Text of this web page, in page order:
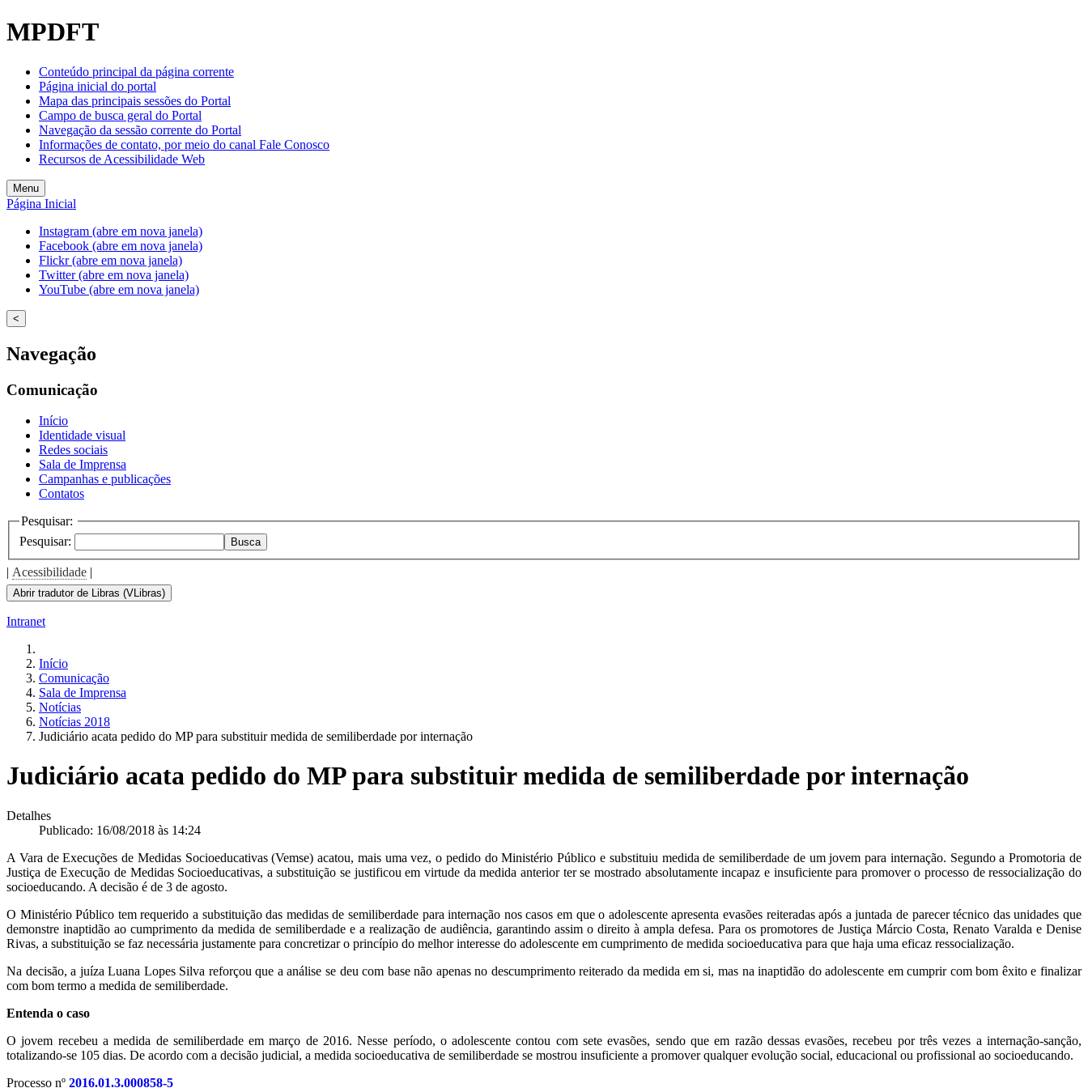
MPDFT
Conteúdo principal da página corrente
Página inicial do portal
Mapa das principais sessões do Portal
Campo de busca geral do Portal
Navegação da sessão corrente do Portal
Informações de contato, por meio do canal Fale Conosco
Recursos de Acessibilidade Web
Menu
Página Inicial
Instagram (abre em nova janela)
Facebook (abre em nova janela)
Flickr (abre em nova janela)
Twitter (abre em nova janela)
YouTube (abre em nova janela)
<
Navegação
Comunicação
Início
Identidade visual
Redes sociais
Sala de Imprensa
Campanhas e publicações
Contatos
Pesquisar:
Pesquisar:
Busca
| Acessibilidade |
Abrir tradutor de Libras (VLibras)
Intranet
Início
Comunicação
Sala de Imprensa
Notícias
Notícias 2018
Judiciário acata pedido do MP para substituir medida de semiliberdade por internação
Judiciário acata pedido do MP para substituir medida de semiliberdade por internação
Detalhes
Publicado: 16/08/2018 às 14:24
A Vara de Execuções de Medidas Socioeducativas (Vemse) acatou, mais uma vez, o pedido do Ministério Público e substituiu medida de semiliberdade de um jovem para internação. Segundo a Promotoria de
Justiça de Execução de Medidas Socioeducativas, a substituição se justificou em virtude da medida anterior ter se mostrado absolutamente incapaz e insuficiente para promover o processo de ressocialização do
socioeducando. A decisão é de 3 de agosto.
O Ministério Público tem requerido a substituição das medidas de semiliberdade para internação nos casos em que o adolescente apresenta evasões reiteradas após a juntada de parecer técnico das unidades que
demonstre inaptidão ao cumprimento da medida de semiliberdade e a realização de audiência, garantindo assim o direito à ampla defesa. Para os promotores de Justiça Márcio Costa, Renato Varalda e Denise
Rivas, a substituição se faz necessária justamente para concretizar o princípio do melhor interesse do adolescente em cumprimento de medida socioeducativa para que haja uma eficaz ressocialização.
Na decisão, a juíza Luana Lopes Silva reforçou que a análise se deu com base não apenas no descumprimento reiterado da medida em si, mas na inaptidão do adolescente em cumprir com bom êxito e finalizar
com bom termo a medida de semiliberdade.
Entenda o caso
O jovem recebeu a medida de semiliberdade em março de 2016. Nesse período, o adolescente contou com sete evasões, sendo que em razão dessas evasões, recebeu por três vezes a internação-sanção,
totalizando-se 105 dias. De acordo com a decisão judicial, a medida socioeducativa de semiliberdade se mostrou insuficiente a promover qualquer evolução social, educacional ou profissional ao socioeducando.
Processo nº 2016.01.3.000858-5